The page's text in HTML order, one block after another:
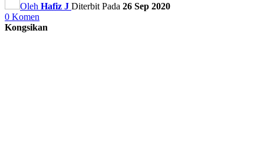
Oleh Hafiz J Diterbit Pada 26 Sep 2020
0 Komen
Kongsikan